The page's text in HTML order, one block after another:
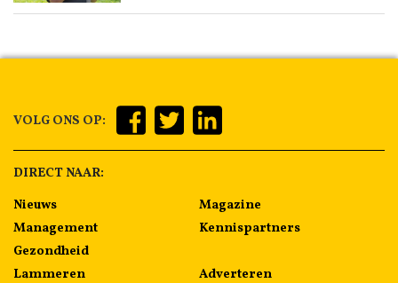
VOLG ONS OP:
DIRECT NAAR:
Nieuws
Management
Gezondheid
Lammeren
Magazine
Kennispartners
Adverteren